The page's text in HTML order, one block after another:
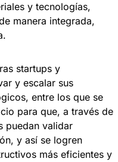
y tecnologías,
manera integrada,
startups y
y escalar sus
entre los que se
para que, a través de
puedan validar
y así se logren
más eficientes y